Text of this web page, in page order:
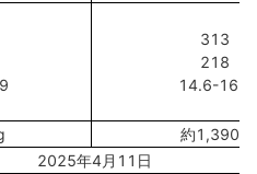
313
218
14.6-16.9
約1,390g
2025年4月11日